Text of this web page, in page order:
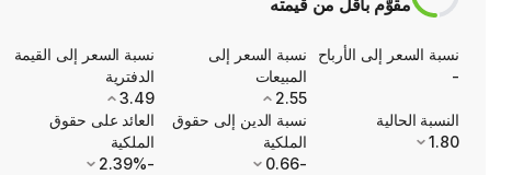
مقوَّم بأقل من قيمته
نسبة السعر إلى الأرباح
-
نسبة السعر إلى
المبيعات
2.55
نسبة السعر إلى القيمة
الدفترية
3.49
النسبة الحالية
1.80
نسبة الدين إلى حقوق
الملكية
-0.66
العائد على حقوق
الملكية
-2.39%